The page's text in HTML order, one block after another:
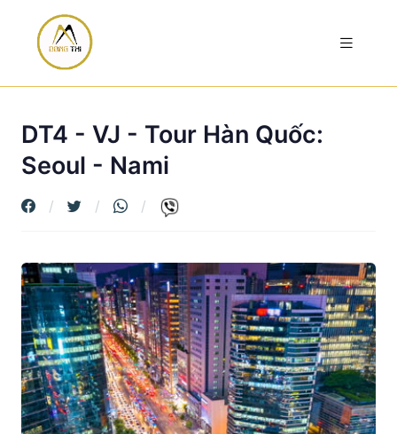
DT4 - VJ - Tour Hàn Quốc:
Seoul - Nami